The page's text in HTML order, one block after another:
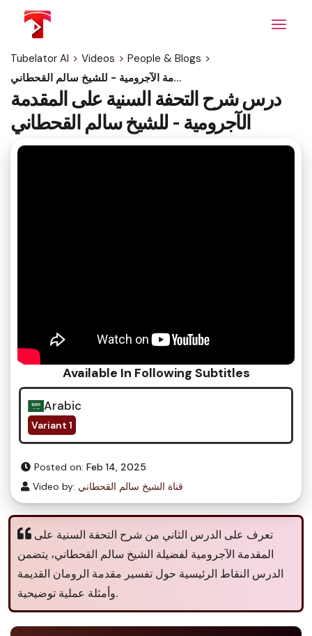
content
Tubelator AI > Videos > People & Blogs >
درس شرح التحفة السنية على المقدمة الآجرومية - للشيخ سالم القحطاني
درس شرح التحفة السنية على المقدمة
الآجرومية - للشيخ سالم القحطاني
Available In Following Subtitles
Arabic
Variant 1
Posted on: Feb 14, 2025
Video by: قناة الشيخ سالم القحطاني
المقدمة الآجرومية لفضيلة الشيخ سالم القحطاني، يتضمن
الدرس النقاط الرئيسية حول تفسير مقدمة الرومان القديمة
وأمثلة عملية توضيحية.